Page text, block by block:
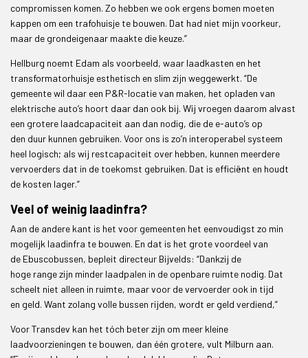
compromissen komen. Zo hebben we ook ergens bomen moeten
kappen om een trafohuisje te bouwen. Dat had niet mijn voorkeur,
maar de grondeigenaar maakte die keuze.”
Hellburg noemt Edam als voorbeeld, waar laadkasten en het
transformatorhuisje esthetisch en slim zijn weggewerkt. “De
gemeente wil daar een P&R-locatie van maken, het opladen van
elektrische auto’s hoort daar dan ook bij. Wij vroegen daarom alvast
een grotere laadcapaciteit aan dan nodig, die de e-auto’s op
den duur kunnen gebruiken. Voor ons is zo’n interoperabel systeem
heel logisch; als wij restcapaciteit over hebben, kunnen meerdere
vervoerders dat in de toekomst gebruiken. Dat is efficiënt en houdt
de kosten lager.”
Veel of weinig laadinfra?
Aan de andere kant is het voor gemeenten het eenvoudigst zo min
mogelijk laadinfra te bouwen. En dat is het grote voordeel van
de Ebuscobussen, bepleit directeur Bijvelds: “Dankzij de
hoge range zijn minder laadpalen in de openbare ruimte nodig. Dat
scheelt niet alleen in ruimte, maar voor de vervoerder ook in tijd
en geld. Want zolang volle bussen rijden, wordt er geld verdiend,”
Voor Transdev kan het tóch beter zijn om meer kleine
laadvoorzieningen te bouwen, dan één grotere, vult Milburn aan.